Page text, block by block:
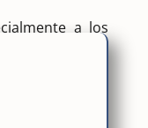
a los
Sin embargo,
y mujer que